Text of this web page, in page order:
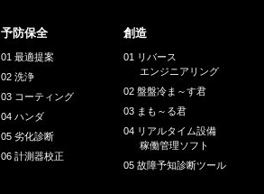
予防保全
01 最適提案
02 洗浄
03 コーティング
04 ハンダ
05 劣化診断
06 計測器校正
創造
01 リバース
エンジニアリング
02 盤盤冷ま～す君
03 まも～る君
04 リアルタイム設備
稼働管理ソフト
05 故障予知診断ツール